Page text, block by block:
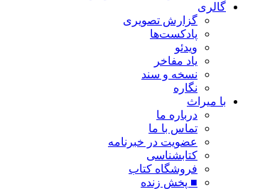
گالری
گزارش تصویری
پادکست‌ها
ویدئو
یاد مفاخر
نسخه و سند
نگاره
با میراث
درباره ما
تماس با ما
عضویت در خبرنامه
کتابشناسی
فروشگاه کتاب
■ پخش زنده